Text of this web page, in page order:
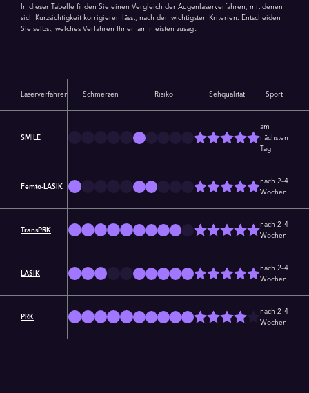
In dieser Tabelle finden Sie einen Vergleich der Augenlaserverfahren, mit denen
sich Kurzsichtigkeit korrigieren lässt, nach den wichtigsten Kriterien. Entscheiden
Sie selbst, welches Verfahren Ihnen am meisten zusagt.
Laserverfahren Schmerzen Risiko Sehqualität Sport
SMILE
am
nächsten
Tag
Femto-LASIK
nach 2–4
Wochen
TransPRK
nach 2–4
Wochen
LASIK
nach 2–4
Wochen
PRK
nach 2–4
Wochen